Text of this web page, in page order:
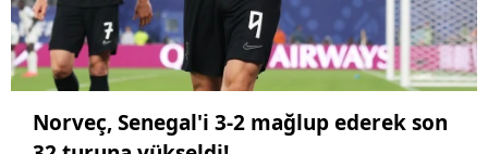
Norveç, Senegal'i 3-2 mağlup ederek son